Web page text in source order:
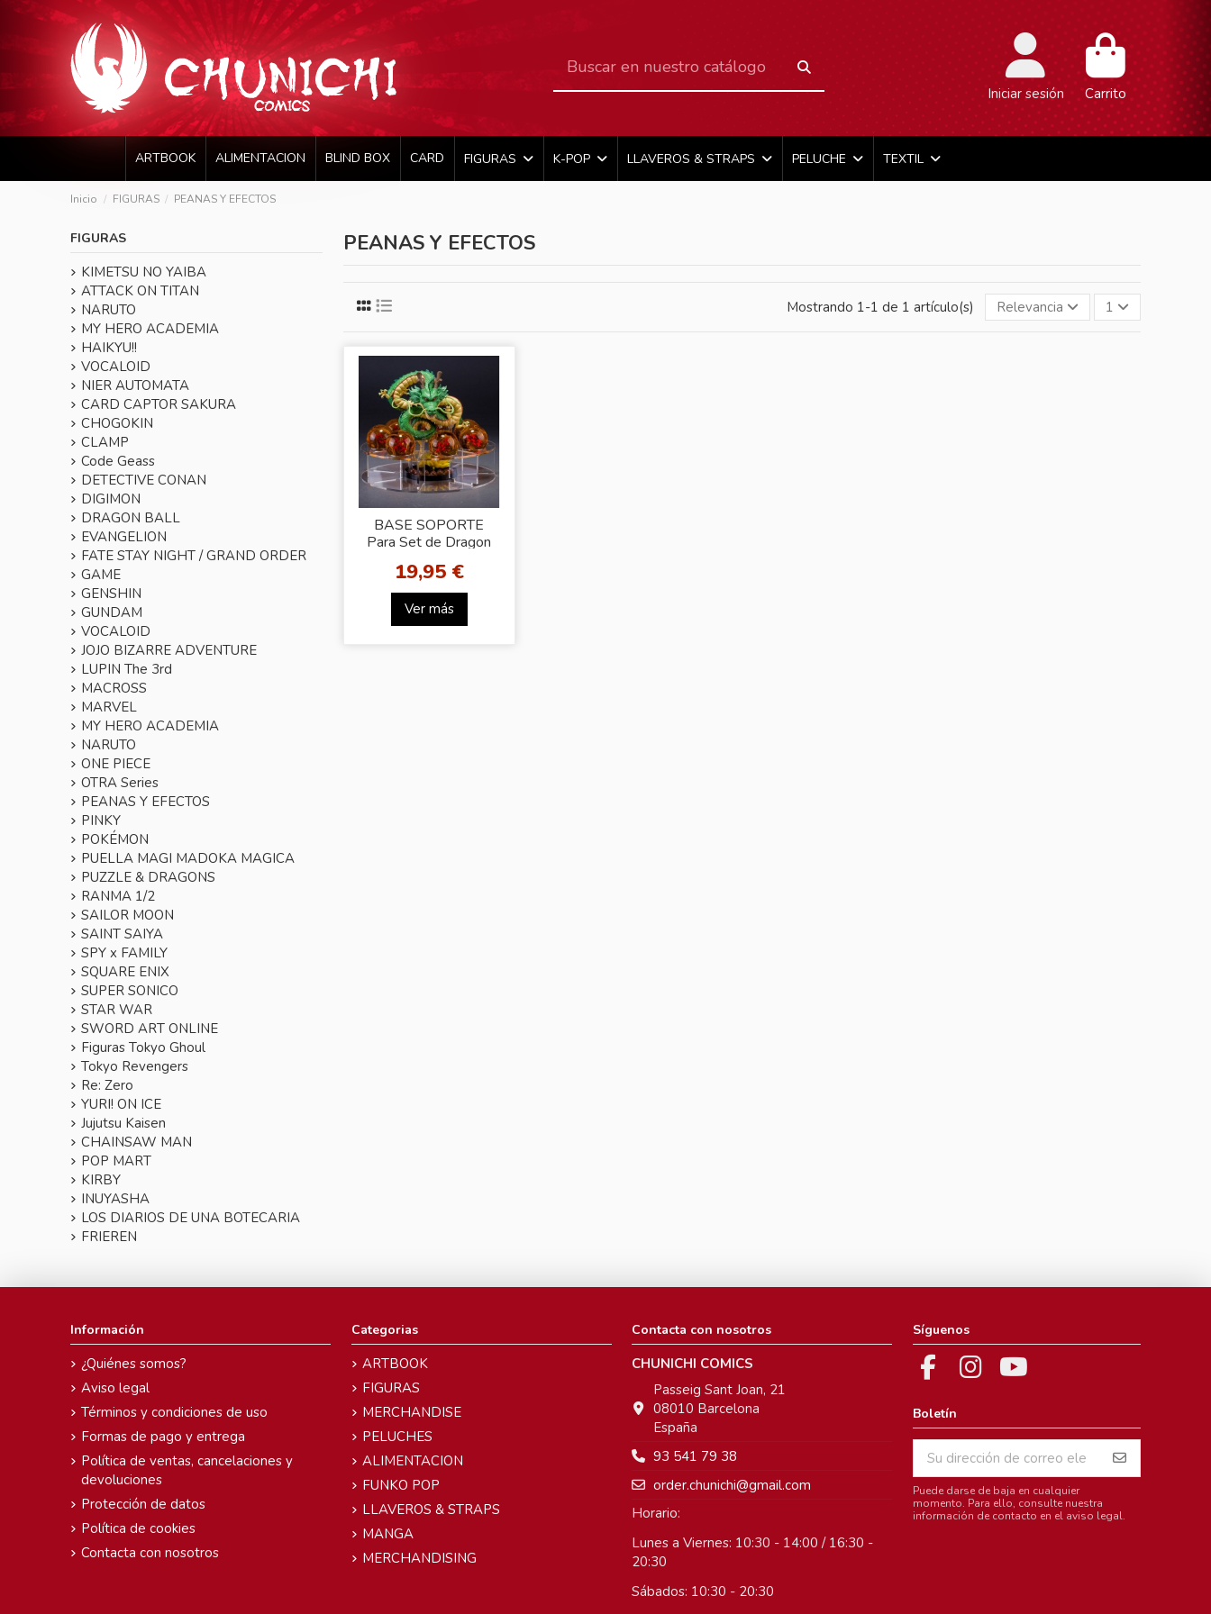
Iniciar sesión Carrito
ARTBOOK ALIMENTACION BLIND BOX CARD FIGURAS K-POP LLAVEROS & STRAPS PELUCHE TEXTIL
Inicio FIGURAS PEANAS Y EFECTOS
PEANAS Y EFECTOS
Mostrando 1-1 de 1 artículo(s) Relevancia 1
BASE SOPORTE
Para Set de Dragon
19,95 €
Ver más
FIGURAS
KIMETSU NO YAIBA
ATTACK ON TITAN
NARUTO
MY HERO ACADEMIA
HAIKYU!!
VOCALOID
NIER AUTOMATA
CARD CAPTOR SAKURA
CHOGOKIN
CLAMP
Code Geass
DETECTIVE CONAN
DIGIMON
DRAGON BALL
EVANGELION
FATE STAY NIGHT / GRAND ORDER
GAME
GENSHIN
GUNDAM
VOCALOID
JOJO BIZARRE ADVENTURE
LUPIN The 3rd
MACROSS
MARVEL
MY HERO ACADEMIA
NARUTO
ONE PIECE
OTRA Series
PEANAS Y EFECTOS
PINKY
POKÉMON
PUELLA MAGI MADOKA MAGICA
PUZZLE & DRAGONS
RANMA 1/2
SAILOR MOON
SAINT SAIYA
SPY x FAMILY
SQUARE ENIX
SUPER SONICO
STAR WAR
SWORD ART ONLINE
Figuras Tokyo Ghoul
Tokyo Revengers
Re: Zero
YURI! ON ICE
Jujutsu Kaisen
CHAINSAW MAN
POP MART
KIRBY
INUYASHA
LOS DIARIOS DE UNA BOTECARIA
FRIEREN
Información
¿Quiénes somos?
Aviso legal
Términos y condiciones de uso
Formas de pago y entrega
Política de ventas, cancelaciones y
devoluciones
Protección de datos
Política de cookies
Contacta con nosotros
Categorias
ARTBOOK
FIGURAS
MERCHANDISE
PELUCHES
ALIMENTACION
FUNKO POP
LLAVEROS & STRAPS
MANGA
MERCHANDISING
Contacta con nosotros
CHUNICHI COMICS
Passeig Sant Joan, 21
08010 Barcelona
España
93 541 79 38
order.chunichi@gmail.com
Horario:
Lunes a Viernes: 10:30 - 14:00 / 16:30 -
20:30
Sábados: 10:30 - 20:30
Síguenos
Boletín
Puede darse de baja en cualquier
momento. Para ello, consulte nuestra
información de contacto en el aviso legal.